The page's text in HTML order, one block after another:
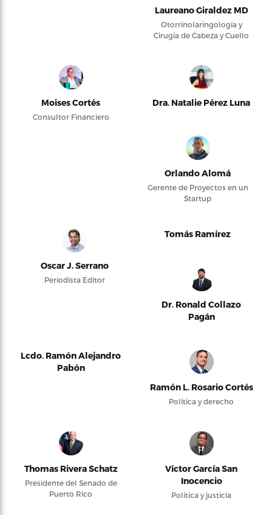
Laureano Giraldez MD
Otorrinolaringología y
Cirugía de Cabeza y Cuello
Moises Cortés
Consultor Financiero
Dra. Natalie Pérez Luna
Orlando Alomá
Gerente de Proyectos en un
Startup
Oscar J. Serrano
Periodista Editor
Tomás Ramírez
Dr. Ronald Collazo
Pagán
Lcdo. Ramón Alejandro
Pabón
Ramón L. Rosario Cortés
Política y derecho
Thomas Rivera Schatz
Presidente del Senado de
Puerto Rico
Víctor García San
Inocencio
Política y justicia